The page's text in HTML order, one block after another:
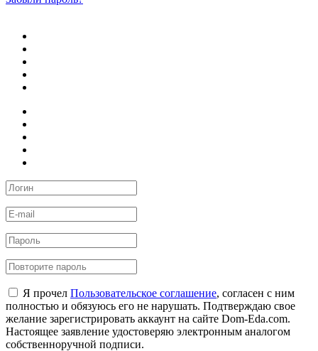
Я прочел Пользовательское соглашение, согласен с ним
полностью и обязуюсь его не нарушать. Подтверждаю свое
желание зарегистрировать аккаунт на сайте Dom-Eda.com.
Настоящее заявление удостоверяю электронным аналогом
собственноручной подписи.